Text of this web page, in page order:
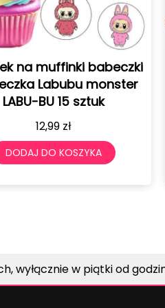
Opłatek na tort Labubu
monster LABU-BU
postacie+tekst-Nr 4
12,99
DODAJ DO KOSZYKA
wyłącznie w piątki od